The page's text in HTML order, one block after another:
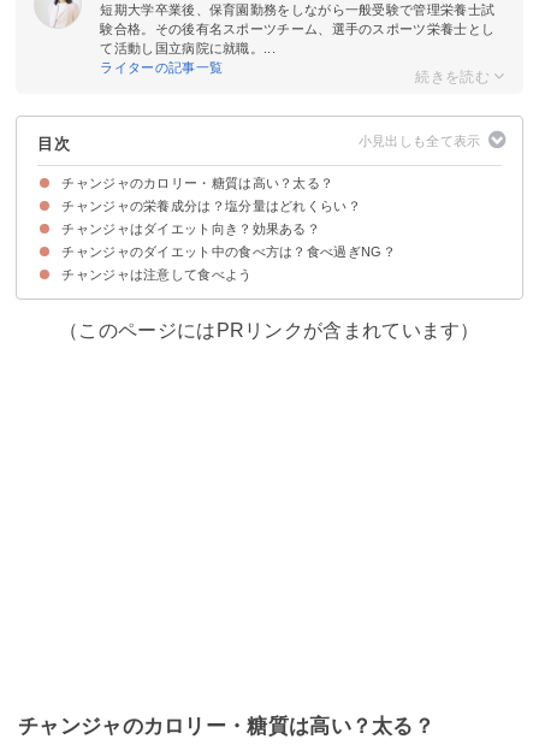
短期大学卒業後、保育園勤務をしながら一般受験で管理栄養士試
験合格。その後有名スポーツチーム、選手のスポーツ栄養士とし
て活動し国立病院に就職。...
ライターの記事一覧
目次
チャンジャのカロリー・糖質は高い？太る？
チャンジャ（100g/40g）のカロリー・糖質
チャンジャのカロリー・糖質を他の漬物と比較
チャンジャのカロリー・糖質を店別に比較
チャンジャ（40g）のカロリーを消費するのに必要な運動量
チャンジャの栄養成分は？塩分量はどれくらい？
チャンジャはダイエット向き？効果ある？
チャンジャはダイエット向きの栄養素を持つ
ただ香辛料で食欲が増すので注意
チャンジャのダイエット中の食べ方は？食べ過ぎNG？
①チャンジャを食べ過ぎない
②お酒やご飯の過食に気を付ける
チャンジャは注意して食べよう
（このページにはPRリンクが含まれています）
チャンジャのカロリー・糖質は高い？太る？